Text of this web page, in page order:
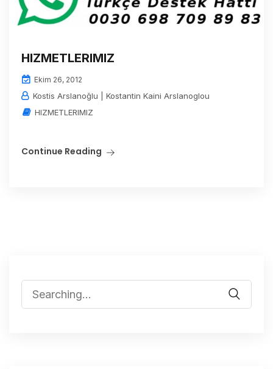
HIZMETLERIMIZ
Ekim 26, 2012
Kostis Arslanoğlu | Kostantin Kaini Arslanoglou
HIZMETLERIMIZ
Continue Reading